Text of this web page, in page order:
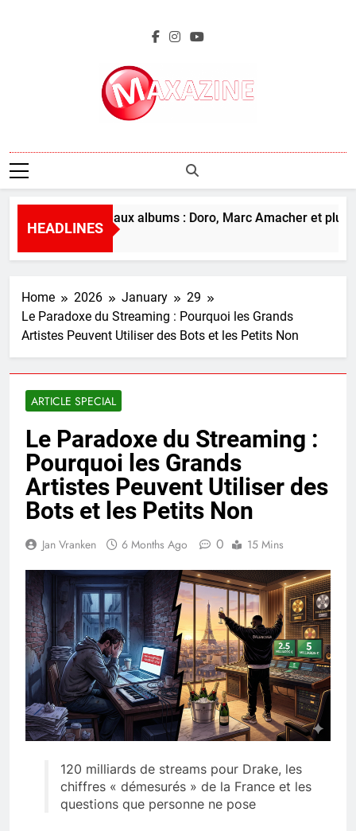
Maxazine.fr
HEADLINES
des nouveaux albums : Doro, Marc Amacher et plus
Home 2026 January
29
Le Paradoxe du Streaming : Pourquoi les Grands
Artistes Peuvent Utiliser des Bots et les Petits Non
ARTICLE SPECIAL
Le Paradoxe du Streaming :
Pourquoi les Grands
Artistes Peuvent Utiliser des
Bots et les Petits Non
Jan Vranken 6 Months Ago 0 15 Mins
120 milliards de streams pour Drake, les
chiffres « démesurés » de la France et les
questions que personne ne pose